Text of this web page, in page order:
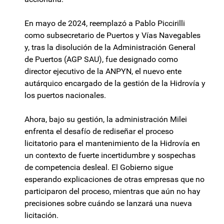
En mayo de 2024, reemplazó a Pablo Piccirilli
como subsecretario de Puertos y Vías Navegables
y, tras la disolución de la Administración General
de Puertos (AGP SAU), fue designado como
director ejecutivo de la ANPYN, el nuevo ente
autárquico encargado de la gestión de la Hidrovía y
los puertos nacionales.
Ahora, bajo su gestión, la administración Milei
enfrenta el desafío de rediseñar el proceso
licitatorio para el mantenimiento de la Hidrovía en
un contexto de fuerte incertidumbre y sospechas
de competencia desleal. El Gobierno sigue
esperando explicaciones de otras empresas que no
participaron del proceso, mientras que aún no hay
precisiones sobre cuándo se lanzará una nueva
licitación.